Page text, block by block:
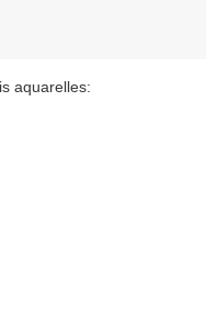
aquarelles: